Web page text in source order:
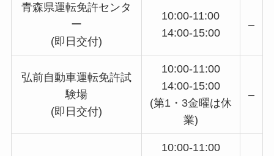
青森県運転免許センタ
ー
(即日交付)
10:00-11:00
14:00-15:00
–
弘前自動車運転免許試
験場
(即日交付)
10:00-11:00
14:00-15:00
(第1・3金曜は休
業)
–
10:00-11:00